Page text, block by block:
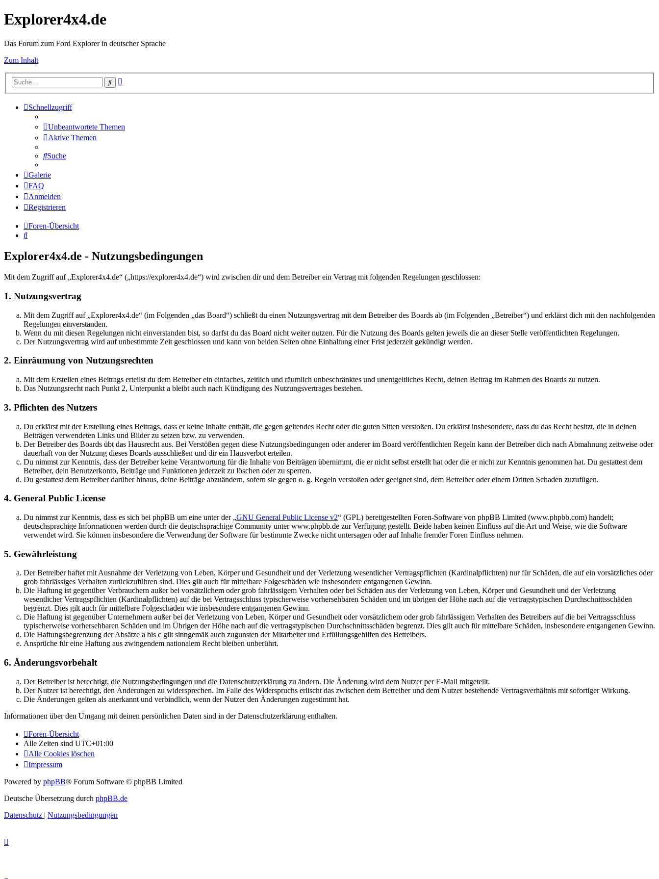
Explorer4x4.de
Das Forum zum Ford Explorer in deutscher Sprache
Zum Inhalt
Suche
Schnellzugriff
Unbeantwortete Themen
Aktive Themen
Suche
Galerie
FAQ
Anmelden
Registrieren
Foren-Übersicht
Suche
Explorer4x4.de - Nutzungsbedingungen
Mit dem Zugriff auf „Explorer4x4.de“ („https://explorer4x4.de“) wird zwischen dir und dem Betreiber ein Vertrag mit folgenden Regelungen geschlossen:
1. Nutzungsvertrag
Mit dem Zugriff auf „Explorer4x4.de“ (im Folgenden „das Board“) schließt du einen Nutzungsvertrag mit dem Betreiber des Boards ab (im Folgenden „Betreiber“) und erklärst dich mit den nachfolgenden
Regelungen einverstanden.
Wenn du mit diesen Regelungen nicht einverstanden bist, so darfst du das Board nicht weiter nutzen. Für die Nutzung des Boards gelten jeweils die an dieser Stelle veröffentlichten Regelungen.
Der Nutzungsvertrag wird auf unbestimmte Zeit geschlossen und kann von beiden Seiten ohne Einhaltung einer Frist jederzeit gekündigt werden.
2. Einräumung von Nutzungsrechten
Mit dem Erstellen eines Beitrags erteilst du dem Betreiber ein einfaches, zeitlich und räumlich unbeschränktes und unentgeltliches Recht, deinen Beitrag im Rahmen des Boards zu nutzen.
Das Nutzungsrecht nach Punkt 2, Unterpunkt a bleibt auch nach Kündigung des Nutzungsvertrages bestehen.
3. Pflichten des Nutzers
Du erklärst mit der Erstellung eines Beitrags, dass er keine Inhalte enthält, die gegen geltendes Recht oder die guten Sitten verstoßen. Du erklärst insbesondere, dass du das Recht besitzt, die in deinen
Beiträgen verwendeten Links und Bilder zu setzen bzw. zu verwenden.
Der Betreiber des Boards übt das Hausrecht aus. Bei Verstößen gegen diese Nutzungsbedingungen oder anderer im Board veröffentlichten Regeln kann der Betreiber dich nach Abmahnung zeitweise oder
dauerhaft von der Nutzung dieses Boards ausschließen und dir ein Hausverbot erteilen.
Du nimmst zur Kenntnis, dass der Betreiber keine Verantwortung für die Inhalte von Beiträgen übernimmt, die er nicht selbst erstellt hat oder die er nicht zur Kenntnis genommen hat. Du gestattest dem
Betreiber, dein Benutzerkonto, Beiträge und Funktionen jederzeit zu löschen oder zu sperren.
Du gestattest dem Betreiber darüber hinaus, deine Beiträge abzuändern, sofern sie gegen o. g. Regeln verstoßen oder geeignet sind, dem Betreiber oder einem Dritten Schaden zuzufügen.
4. General Public License
Du nimmst zur Kenntnis, dass es sich bei phpBB um eine unter der „GNU General Public License v2“ (GPL) bereitgestellten Foren-Software von phpBB Limited (www.phpbb.com) handelt;
deutschsprachige Informationen werden durch die deutschsprachige Community unter www.phpbb.de zur Verfügung gestellt. Beide haben keinen Einfluss auf die Art und Weise, wie die Software
verwendet wird. Sie können insbesondere die Verwendung der Software für bestimmte Zwecke nicht untersagen oder auf Inhalte fremder Foren Einfluss nehmen.
5. Gewährleistung
Der Betreiber haftet mit Ausnahme der Verletzung von Leben, Körper und Gesundheit und der Verletzung wesentlicher Vertragspflichten (Kardinalpflichten) nur für Schäden, die auf ein vorsätzliches oder
grob fahrlässiges Verhalten zurückzuführen sind. Dies gilt auch für mittelbare Folgeschäden wie insbesondere entgangenen Gewinn.
Die Haftung ist gegenüber Verbrauchern außer bei vorsätzlichem oder grob fahrlässigem Verhalten oder bei Schäden aus der Verletzung von Leben, Körper und Gesundheit und der Verletzung
wesentlicher Vertragspflichten (Kardinalpflichten) auf die bei Vertragsschluss typischerweise vorhersehbaren Schäden und im übrigen der Höhe nach auf die vertragstypischen Durchschnittsschäden
begrenzt. Dies gilt auch für mittelbare Folgeschäden wie insbesondere entgangenen Gewinn.
Die Haftung ist gegenüber Unternehmern außer bei der Verletzung von Leben, Körper und Gesundheit oder vorsätzlichem oder grob fahrlässigem Verhalten des Betreibers auf die bei Vertragsschluss
typischerweise vorhersehbaren Schäden und im Übrigen der Höhe nach auf die vertragstypischen Durchschnittsschäden begrenzt. Dies gilt auch für mittelbare Schäden, insbesondere entgangenen Gewinn.
Die Haftungsbegrenzung der Absätze a bis c gilt sinngemäß auch zugunsten der Mitarbeiter und Erfüllungsgehilfen des Betreibers.
Ansprüche für eine Haftung aus zwingendem nationalem Recht bleiben unberührt.
6. Änderungsvorbehalt
Der Betreiber ist berechtigt, die Nutzungsbedingungen und die Datenschutzerklärung zu ändern. Die Änderung wird dem Nutzer per E-Mail mitgeteilt.
Der Nutzer ist berechtigt, den Änderungen zu widersprechen. Im Falle des Widerspruchs erlischt das zwischen dem Betreiber und dem Nutzer bestehende Vertragsverhältnis mit sofortiger Wirkung.
Die Änderungen gelten als anerkannt und verbindlich, wenn der Nutzer den Änderungen zugestimmt hat.
Informationen über den Umgang mit deinen persönlichen Daten sind in der Datenschutzerklärung enthalten.
Foren-Übersicht
Alle Zeiten sind UTC+01:00
Alle Cookies löschen
Impressum
Powered by phpBB® Forum Software © phpBB Limited
Deutsche Übersetzung durch phpBB.de
Datenschutz | Nutzungsbedingungen